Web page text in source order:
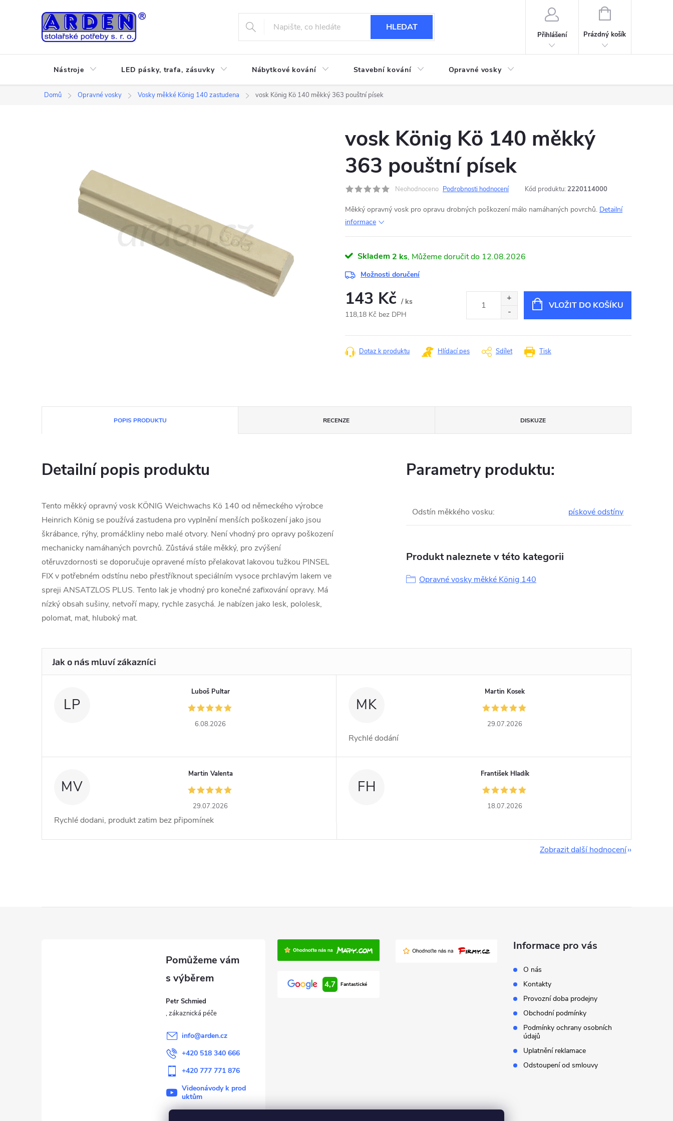
HLEDAT
Přihlášení
NÁKUPNÍ
Prázdný košík
Nástroje LED pásky, trafa, zásuvky Nábytkové kování Stavební kování Opravné vosky
Domů Opravné vosky Vosky měkké König 140 zastudena vosk König Kö 140 měkký 363 pouštní písek
vosk König Kö 140 měkký
363 pouštní písek
Neohodnoceno Podrobnosti hodnocení Kód produktu: 2220114000
Měkký opravný vosk pro opravu drobných poškození málo namáhaných povrchů. Detailní
informace
Skladem 2 ks 12.08.2026
Možnosti doručení
143 Kč / ks
118,18 Kč bez DPH
cena:
VLOŽIT DO KOŠÍKU
Tisk
Dotaz k produktu Hlídací pes Sdílet
POPIS PRODUKTU RECENZE DISKUZE
Detailní popis produktu
Tento měkký opravný vosk KÖNIG Weichwachs Kö 140 od německého výrobce
Heinrich König se používá zastudena pro vyplnění menších poškození jako jsou
škrábance, rýhy, promáčkliny nebo malé otvory. Není vhodný pro opravy poškození
mechanicky namáhaných povrchů. Zůstává stále měkký, pro zvýšení
otěruvzdornosti se doporučuje opravené místo přelakovat lakovou tužkou PINSEL
FIX v potřebném odstínu nebo přestříknout speciálním vysoce prchlavým lakem ve
spreji ANSATZLOS PLUS. Tento lak je vhodný pro konečné zafixování opravy. Má
nízký obsah sušiny, netvoří mapy, rychle zasychá. Je nabízen jako lesk, pololesk,
polomat, mat, hluboký mat.
Parametry produktu:
Odstín měkkého vosku: pískové odstíny
Produkt naleznete v této kategorii
Opravné vosky měkké König 140
LP
Luboš Pultar
6.08.2026
MK
Martin Kosek
29.07.2026
Rychlé dodání
MV
Martin Valenta
29.07.2026
Rychlé dodani, produkt zatim bez připomínek
FH
František Hladík
18.07.2026
Zobrazit další hodnocení
Petr Schmied
info@arden.cz
+420 518 340 666
+420 777 771 876
Videonávody k prod
uktům
4,7 Fantastické
Informace pro vás
O nás
Kontakty
Provozní doba prodejny
Obchodní podmínky
Podmínky ochrany osobních
údajů
Uplatnění reklamace
Odstoupení od smlouvy